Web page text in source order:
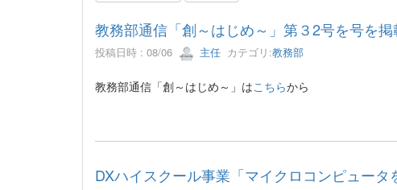
教務部通信「創～はじめ～」第３2号を号を掲
投稿日時 : 08/06 主任 カテゴリ:教務部
教務部通信「創～はじめ～」はこちらから
DXハイスクール事業「マイクロコンピュータ